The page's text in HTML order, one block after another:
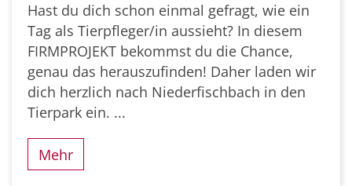
Hast du dich schon einmal gefragt, wie ein
Tag als Tierpfleger/in aussieht? In diesem
FIRMPROJEKT bekommst du die Chance,
genau das herauszufinden! Daher laden wir
dich herzlich nach Niederfischbach in den
Tierpark ein. ...
Mehr